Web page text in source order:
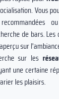
Vous
de bars.
sur
sur les
une certaine
les plaisirs.